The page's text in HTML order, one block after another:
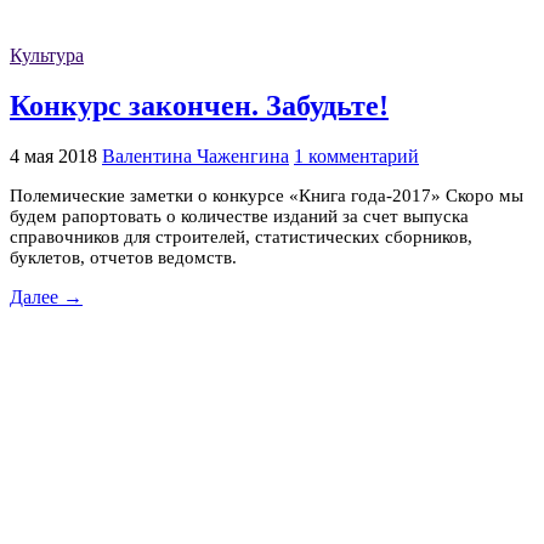
Культура
Конкурс закончен. Забудьте!
4 мая 2018 Валентина Чаженгина 1 комментарий
Полемические заметки о конкурсе «Книга года-2017» Скоро мы
будем рапортовать о количестве изданий за счет выпуска
справочников для строителей, статистических сборников,
буклетов, отчетов ведомств.
Далее →